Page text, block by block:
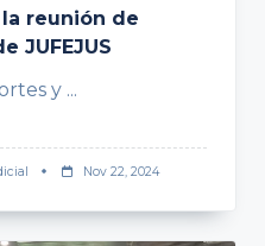
reunión de
JUFEJUS
y ...
Nov 22, 2024